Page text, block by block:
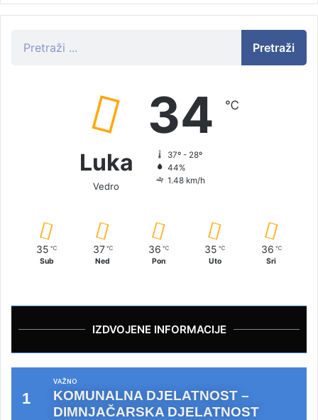
Pretraži
Luka
Vedro
34 ℃
37º - 28º
44%
1.48 km/h
35 ℃
Sub
37 ℃
Ned
36 ℃
Pon
35 ℃
Uto
36 ℃
Sri
IZDVOJENE INFORMACIJE
VAŽNO
KOMUNALNA DJELATNOST –
DIMNJAČARSKA DJELATNOST